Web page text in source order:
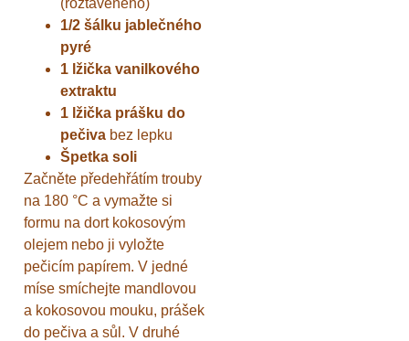
1/2 šálku jablečného
pyré
1 lžička vanilkového
extraktu
1 lžička prášku do
pečiva bez lepku
Špetka soli
Začněte předehřátím trouby
na 180 °C a vymažte si
formu na dort kokosovým
olejem nebo ji vyložte
pečicím papírem. V jedné
míse smíchejte mandlovou
a kokosovou mouku, prášek
do pečiva a sůl. V druhé